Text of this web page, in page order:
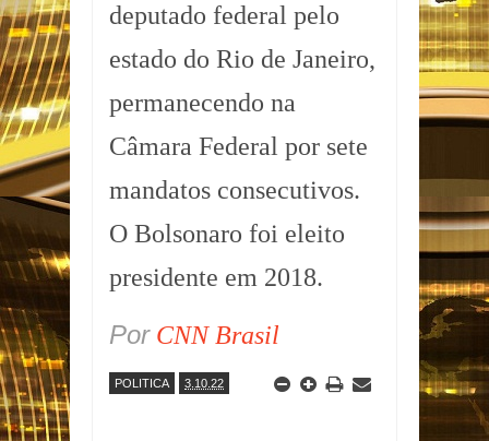
deputado federal pelo
estado do Rio de Janeiro,
permanecendo na
Câmara Federal por sete
mandatos consecutivos.
O Bolsonaro foi eleito
presidente em 2018.
Por CNN Brasil
POLITICA 3.10.22